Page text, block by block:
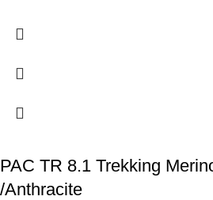
PAC TR 8.1 Trekking
/Anthracite